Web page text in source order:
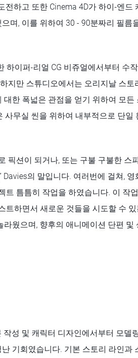
하고 또한 Cinema 4D가 하이-엔드
며, 이를 위하여 30 - 90분짜리 필름
하이퍼-리얼 CG 비쥬얼에서부터 수
지만 스튜디오에서는 오리지날 스토
한 폭넓은 관점을 얻기 위하여 모든
사무실 씬을 위하여 내부적으로 단일
픽션이 되거나, 또는 구불 구불한 스
의 말입니다. 여러번에 걸쳐, 영
트 틈틈히 작업을 하였습니다. 이 작
트하면서 새로운 것들을 시도할 수
웠으며, 향후의 애니메이션 단편 및
성 및 캐릭터 디자인에서부터 모델
기회였습니다. 기본 스토리 라인과